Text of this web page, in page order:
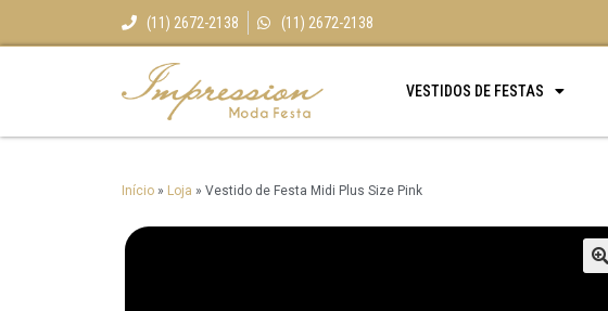
(11) 2672-2138 (11) 2672-2138
VESTIDOS DE FESTAS
Início » Loja » Vestido de Festa Midi Plus Size Pink